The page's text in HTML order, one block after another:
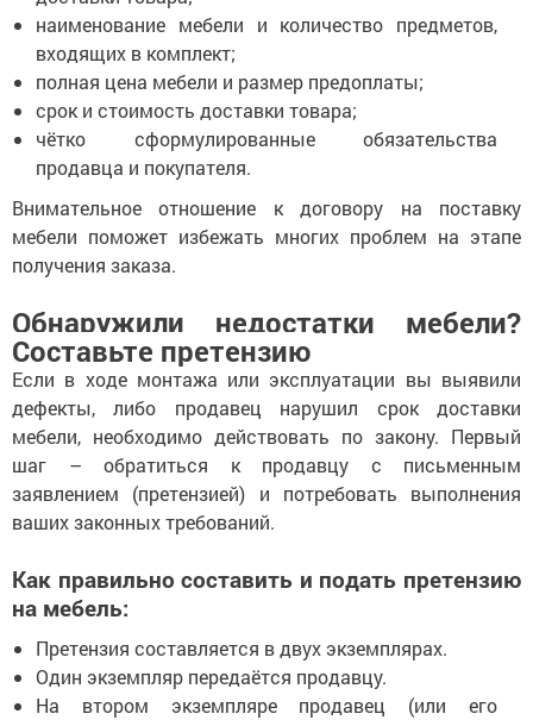
наименование мебели и количество предметов,
входящих в комплект;
полная цена мебели и размер предоплаты;
срок и стоимость доставки товара;
чётко сформулированные обязательства
продавца и покупателя.
Внимательное отношение к договору на поставку
мебели поможет избежать многих проблем на этапе
получения заказа.
Обнаружили недостатки мебели?
Составьте претензию
Если в ходе монтажа или эксплуатации вы выявили
дефекты, либо продавец нарушил срок доставки
мебели, необходимо действовать по закону. Первый
шаг – обратиться к продавцу с письменным
заявлением (претензией) и потребовать выполнения
ваших законных требований.
Как правильно составить и подать претензию
на мебель:
Претензия составляется в двух экземплярах.
Один экземпляр передаётся продавцу.
На втором экземпляре продавец (или его